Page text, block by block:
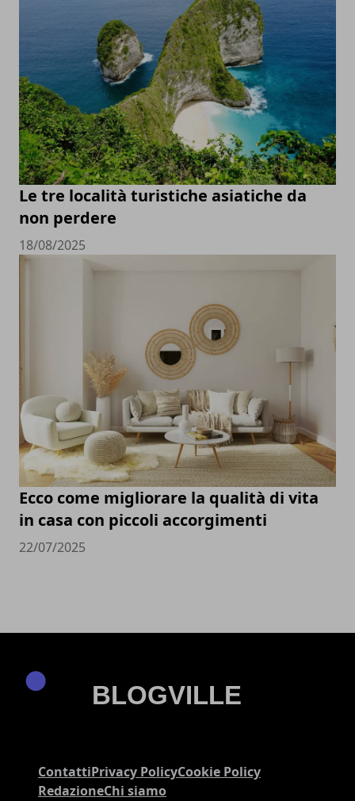
Le tre località turistiche asiatiche da
non perdere
18/08/2025
Ecco come migliorare la qualità di vita
in casa con piccoli accorgimenti
22/07/2025
ContattiPrivacy PolicyCookie Policy
RedazioneChi siamo